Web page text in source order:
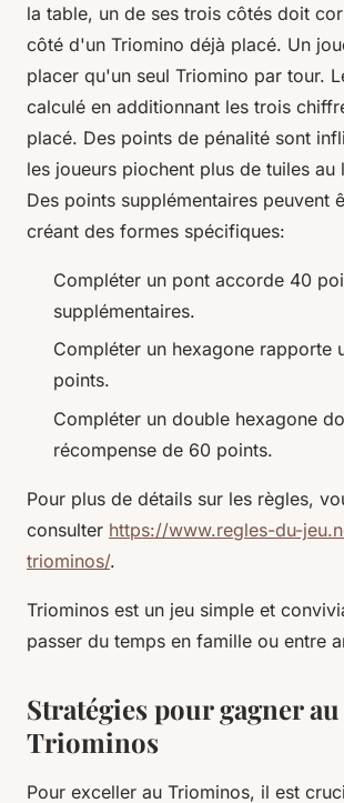
la table, un de ses trois côtés doit
côté d'un Triomino déjà placé. Un
placer qu'un seul Triomino par tour.
calculé en additionnant les trois
placé. Des points de pénalité sont
les joueurs piochent plus de tuiles au
Des points supplémentaires peuvent
créant des formes spécifiques:
Compléter un pont accorde 40
supplémentaires.
Compléter un hexagone rapporte
points.
Compléter un double hexagone
récompense de 60 points.
Pour plus de détails sur les règles,
consulter https://www.regles-du-
triominos/.
Triominos est un jeu simple et
passer du temps en famille ou entre
Stratégies pour gagner au
Triominos
Pour exceller au Triominos, il est